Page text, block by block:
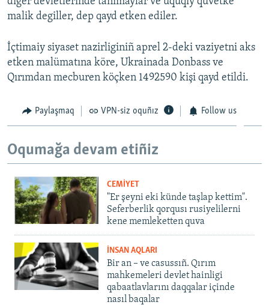
malik degiller, dep qayd etken ediler.
İçtimaiy siyaset nazirliginiñ aprel 2-deki vaziyetni aks
etken malümatına köre, Ukrainada Donbass ve
Qırımdan mecburen köçken 1492590 kişi qayd etildi.
Paylaşmaq VPN-siz oquñız Follow us
Oqumağa devam etiñiz
CEMİYET
"Er şeyni eki künde taşlap kettim".
Seferberlik qorqusı rusiyelilerni
kene memleketten quva
İNSAN AQLARI
Bir an – ve casussıñ. Qırım
mahkemeleri devlet hainligi
qabaatlavlarını daqqalar içinde
nasıl baqalar